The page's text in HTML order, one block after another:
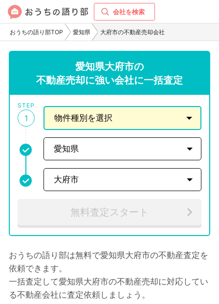
会社を検索
おうちの語り部TOP 愛知県 大府市の不動産売却会社
愛知県大府市の
不動産売却に強い会社に一括査定
STEP
1
無料査定スタート
おうちの語り部は無料で愛知県大府市の不動産査定を
依頼できます。
一括査定して愛知県大府市の不動産売却に対応してい
る不動産会社に査定依頼しましょう。